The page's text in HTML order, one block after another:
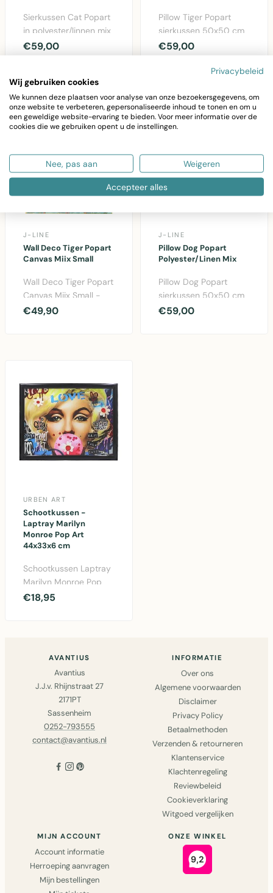
Sierkussen Cat Popart
in polyester/linnen mix
– 50x50 cm met
€59,00
Pillow Tiger Popart
sierkussen 50x50 cm
met grafisch
€59,00
J-LINE
Wall Deco Tiger Popart
Canvas Miix Small
Wall Deco Tiger Popart
Canvas Miix Small -
moderne
€49,90
J-LINE
Pillow Dog Popart
Polyester/Linen Mix
Pillow Dog Popart
sierkussen 50x50 cm
in linnen en canvas mix
€59,00
URBEN ART
Schootkussen -
Laptray Marilyn
Monroe Pop Art
44x33x6 cm
Schootkussen Laptray
Marilyn Monroe Pop
Art design -
€18,95
AVANTIUS
Avantius
J.J.v. Rhijnstraat 27
2171PT
Sassenheim
0252-793555
contact@avantius.nl
INFORMATIE
Over ons
Algemene voorwaarden
Disclaimer
Privacy Policy
Betaalmethoden
Verzenden & retourneren
Klantenservice
Klachtenregeling
Reviewbeleid
Cookieverklaring
Witgoed vergelijken
MIJN ACCOUNT
Account informatie
Herroeping aanvragen
Mijn bestellingen
ONZE WINKEL
Privacybeleid
Wij gebruiken cookies
We kunnen deze plaatsen voor analyse van onze bezoekersgegevens, om
onze website te verbeteren, gepersonaliseerde inhoud te tonen en om u
een geweldige website-ervaring te bieden. Voor meer informatie over de
cookies die we gebruiken opent u de instellingen.
Nee, pas aan Weigeren
Accepteer alles